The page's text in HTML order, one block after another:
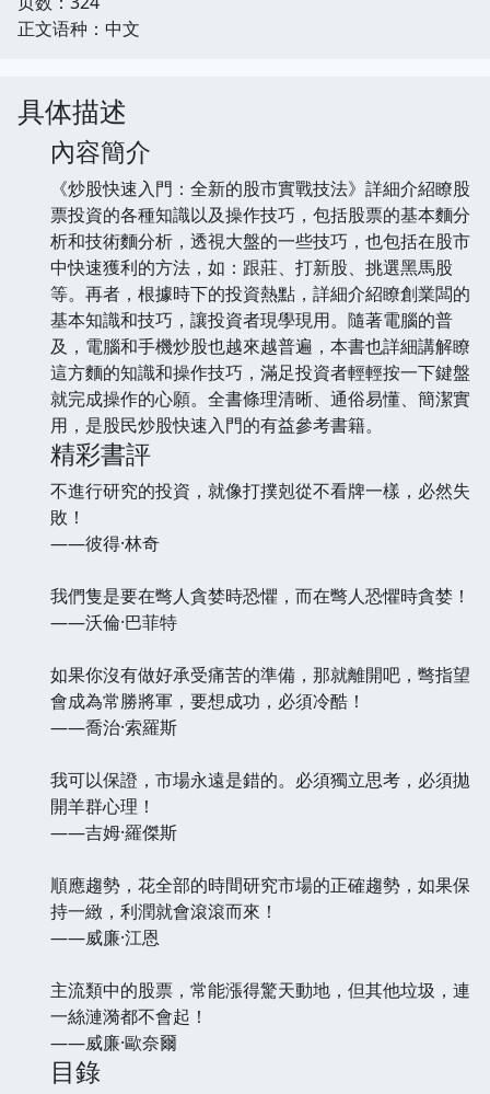
正文语种：中文
具体描述
內容簡介
《炒股快速入門：全新的股市實戰技法》詳細介紹瞭股
票投資的各種知識以及操作技巧，包括股票的基本麵分
析和技術麵分析，透視大盤的一些技巧，也包括在股市
中快速獲利的方法，如：跟莊、打新股、挑選黑馬股
等。再者，根據時下的投資熱點，詳細介紹瞭創業闆的
基本知識和技巧，讓投資者現學現用。隨著電腦的普
及，電腦和手機炒股也越來越普遍，本書也詳細講解瞭
這方麵的知識和操作技巧，滿足投資者輕輕按一下鍵盤
就完成操作的心願。全書條理清晰、通俗易懂、簡潔實
用，是股民炒股快速入門的有益參考書籍。
精彩書評
不進行研究的投資，就像打撲剋從不看牌一樣，必然失
敗！
——彼得·林奇
我們隻是要在彆人貪婪時恐懼，而在彆人恐懼時貪婪！
——沃倫·巴菲特
如果你沒有做好承受痛苦的準備，那就離開吧，彆指望
會成為常勝將軍，要想成功，必須冷酷！
——喬治·索羅斯
我可以保證，市場永遠是錯的。必須獨立思考，必須拋
開羊群心理！
——吉姆·羅傑斯
順應趨勢，花全部的時間研究市場的正確趨勢，如果保
持一緻，利潤就會滾滾而來！
——威廉·江恩
主流類中的股票，常能漲得驚天動地，但其他垃圾，連
一絲漣漪都不會起！
——威廉·歐奈爾
目錄